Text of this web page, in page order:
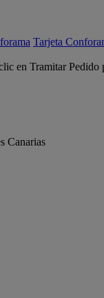
Tarjeta
en Tramitar Pedido
Canarias